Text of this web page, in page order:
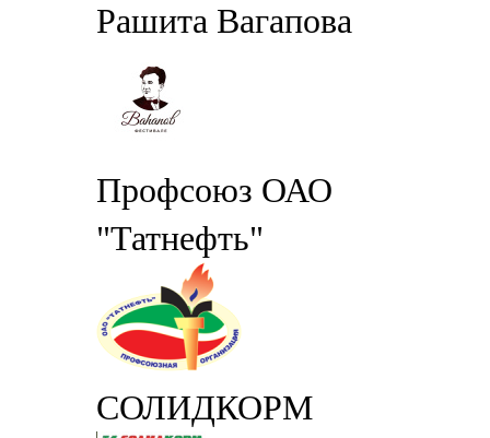
Рашита Вагапова
Профсоюз ОАО
"Татнефть"
СОЛИДКОРМ